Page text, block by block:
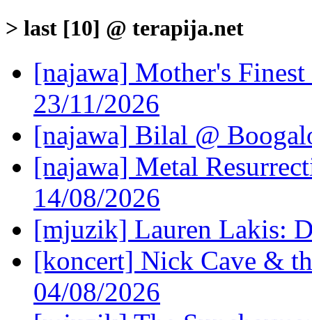
> last [10] @ terapija.net
[najawa] Mother's
23/11/2026
[najawa] Bilal @
[najawa] Metal
14/08/2026
[mjuzik] Lauren Lakis:
[koncert] Nick Cave &
04/08/2026